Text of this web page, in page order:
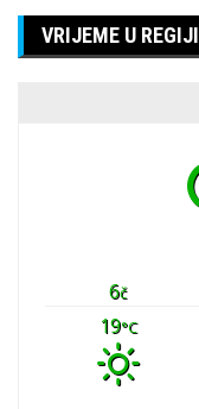
VRIJEME U REGIJI
6č
19°C